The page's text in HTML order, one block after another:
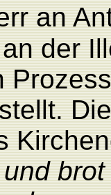
an
der